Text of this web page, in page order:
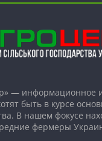
— информационное
быть в курсе
В нашем фокусе
фермеры